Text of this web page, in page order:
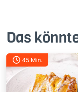
Das
45 Min.